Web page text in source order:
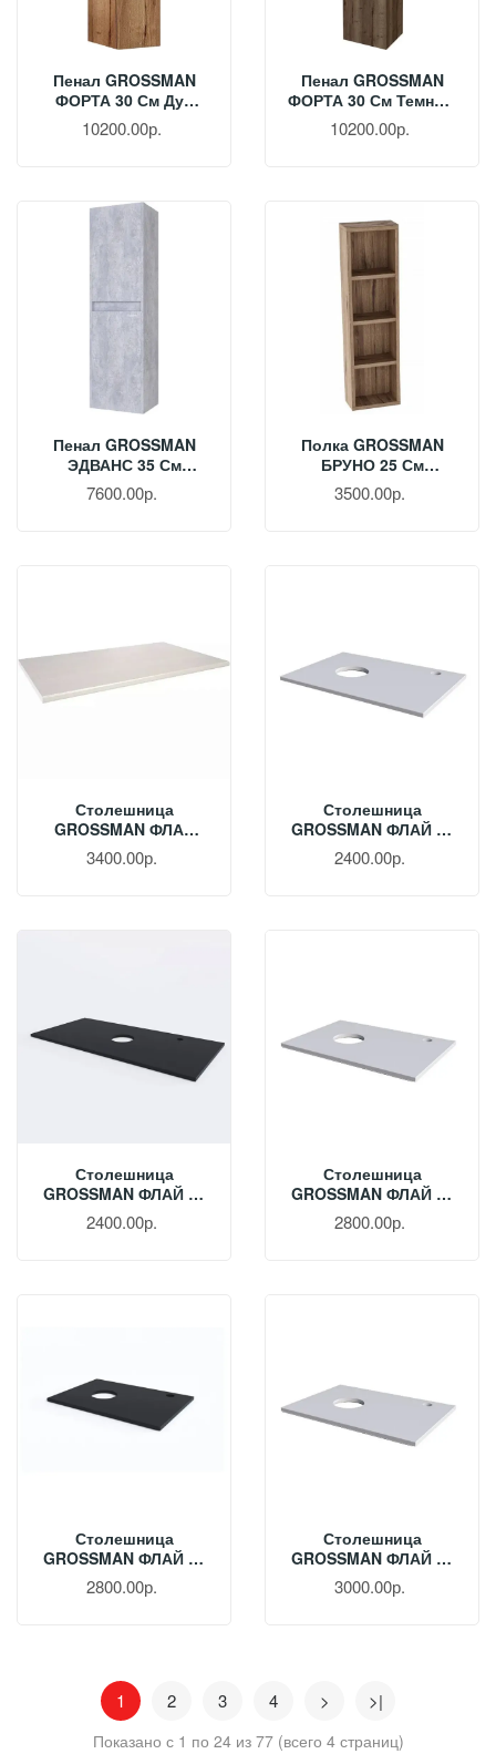
Пенал GROSSMAN
ФОРТА 30 См Дуб
Галифакс 303005
10200.00р.
Пенал GROSSMAN
ФОРТА 30 См Темный
Дуб 3030052
10200.00р.
Пенал GROSSMAN
ЭДВАНС 35 См
Цемент Светлый
303504
7600.00р.
Полка GROSSMAN
БРУНО 25 См
Веллингтон 402501
3500.00р.
Столешница
GROSSMAN ФЛАЙ
100 См Белая 501001
3400.00р.
Столешница
GROSSMAN ФЛАЙ 60
См Белая 506001
2400.00р.
Столешница
GROSSMAN ФЛАЙ 60
См Серая 506002
2400.00р.
Столешница
GROSSMAN ФЛАЙ 70
См Белая 507001
2800.00р.
Столешница
GROSSMAN ФЛАЙ 70
См Серая 507002
2800.00р.
Столешница
GROSSMAN ФЛАЙ 80
См Белая 508001
3000.00р.
1 2 3 4 > >|
Показано с 1 по 24 из 77 (всего 4 страниц)